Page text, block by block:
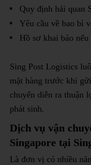
Quy định hải quan
Yêu cầu về bao bì
Hồ sơ khai báo nếu
Sing Post Logistics
mặt hàng trước khi
chuyển diễn ra thuận
phát sinh.
Dịch vụ vận
Singapore tại
Là đơn vị có nhiều